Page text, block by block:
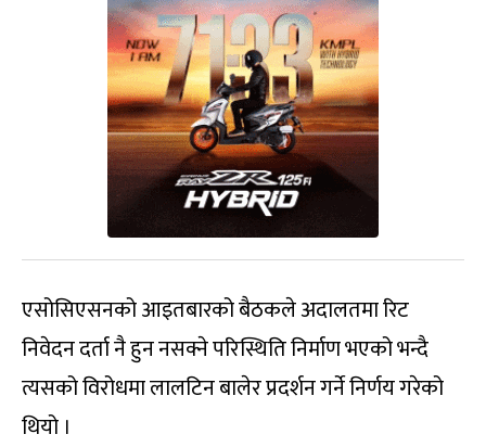
एसोसिएसनको आइतबारको बैठकले अदालतमा रिट
निवेदन दर्ता नै हुन नसक्ने परिस्थिति निर्माण भएको भन्दै
त्यसको विरोधमा लालटिन बालेर प्रदर्शन गर्ने निर्णय गरेको
थियो ।